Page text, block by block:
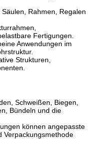
Rahmen, Regalen
Fertigungen.
Anwendungen im
Strukturen,
Schweißen, Biegen,
Bündeln und die
können angepasste
Verpackungsmethode